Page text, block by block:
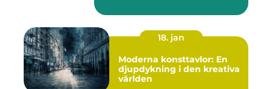
18. jan
Moderna konsttavlor: En
djupdykning i den kreativa
världen